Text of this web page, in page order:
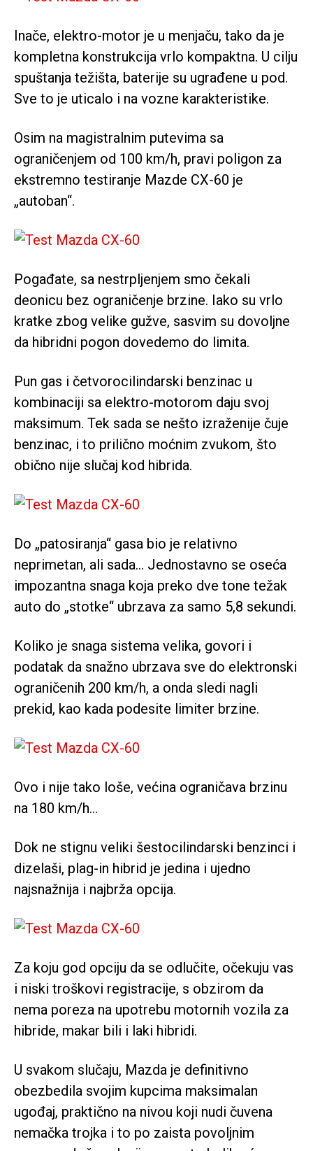
Inače, elektro-motor je u menjaču, tako da je
kompletna konstrukcija vrlo kompaktna. U cilju
spuštanja težišta, baterije su ugrađene u pod.
Sve to je uticalo i na vozne karakteristike.
Osim na magistralnim putevima sa
ograničenjem od 100 km/h, pravi poligon za
ekstremno testiranje Mazde CX-60 je
„autoban“.
Pogađate, sa nestrpljenjem smo čekali
deonicu bez ograničenje brzine. Iako su vrlo
kratke zbog velike gužve, sasvim su dovoljne
da hibridni pogon dovedemo do limita.
Pun gas i četvorocilindarski benzinac u
kombinaciji sa elektro-motorom daju svoj
maksimum. Tek sada se nešto izraženije čuje
benzinac, i to prilično moćnim zvukom, što
obično nije slučaj kod hibrida.
Do „patosiranja“ gasa bio je relativno
neprimetan, ali sada… Jednostavno se oseća
impozantna snaga koja preko dve tone težak
auto do „stotke“ ubrzava za samo 5,8 sekundi.
Koliko je snaga sistema velika, govori i
podatak da snažno ubrzava sve do elektronski
ograničenih 200 km/h, a onda sledi nagli
prekid, kao kada podesite limiter brzine.
Ovo i nije tako loše, većina ograničava brzinu
na 180 km/h…
Dok ne stignu veliki šestocilindarski benzinci i
dizelaši, plag-in hibrid je jedina i ujedno
najsnažnija i najbrža opcija.
Za koju god opciju da se odlučite, očekuju vas
i niski troškovi registracije, s obzirom da
nema poreza na upotrebu motornih vozila za
hibride, makar bili i laki hibridi.
U svakom slučaju, Mazda je definitivno
obezbedila svojim kupcima maksimalan
ugođaj, praktično na nivou koji nudi čuvena
nemačka trojka i to po zaista povoljnim